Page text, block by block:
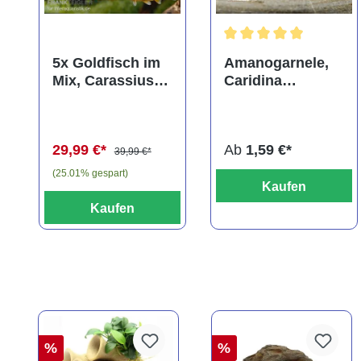
5x Goldfisch im
Mix, Carassius
29,99 €*
39,99 €*
(25.01% gespart)
Kaufen
Amanogarnele,
Caridina
Ab 1,59 €*
Kaufen
% %